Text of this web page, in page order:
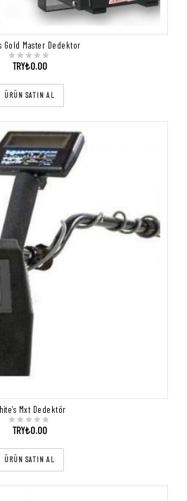
Gold Master Dedektor
TRY₺0.00
ÜRÜN SATIN AL
Mxt Dedektör
TRY₺0.00
ÜRÜN SATIN AL